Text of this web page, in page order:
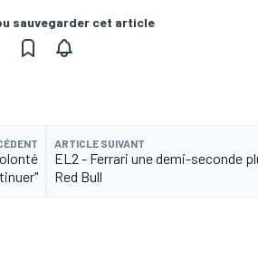
sauvegarder cet article
ARTICLE SUIVANT
EL2 - Ferrari une demi-seconde
Red Bull